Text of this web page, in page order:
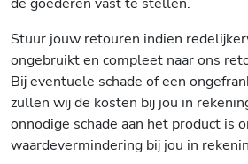
Stuur jouw retouren indien
ongebruikt en compleet naar ons
Bij eventuele schade of een
zullen wij de kosten bij jou in
onnodige schade aan het product is
waardevermindering bij jou in